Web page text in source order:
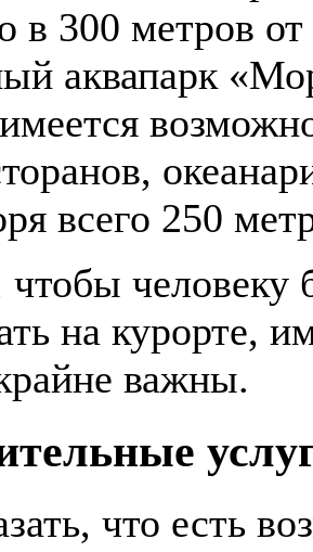
в 300 метров
аквапарк
всего 250
чтобы человеку
на курорте,
важны.
что есть